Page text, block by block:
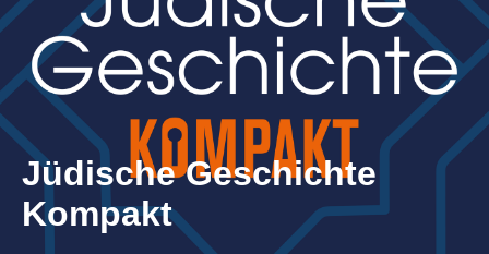
Jüdische Geschichte
Kompakt